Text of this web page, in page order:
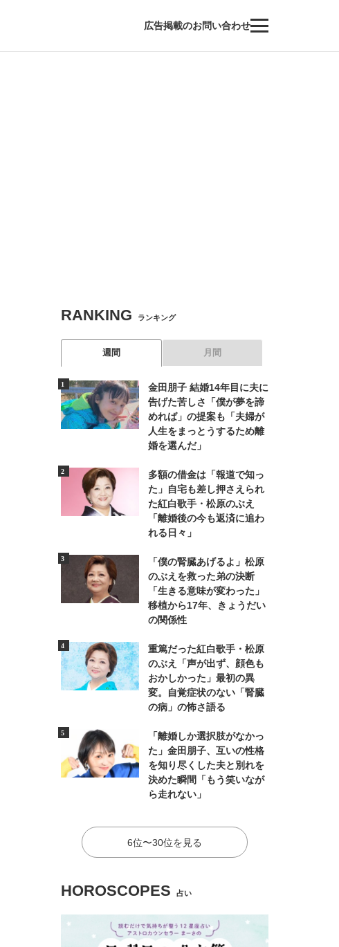
広告掲載のお問い合わせ
RANKING ランキング
週間 月間
金田朋子 結婚14年目に夫に
告げた苦しさ「僕が夢を諦
めれば」の提案も「夫婦が
人生をまっとうするため離
婚を選んだ」
多額の借金は「報道で知っ
た」自宅も差し押さえられ
た紅白歌手・松原のぶえ
「離婚後の今も返済に追わ
れる日々」
「僕の腎臓あげるよ」松原
のぶえを救った弟の決断
「生きる意味が変わった」
移植から17年、きょうだい
の関係性
重篤だった紅白歌手・松原
のぶえ「声が出ず、顔色も
おかしかった」最初の異
変。自覚症状のない「腎臓
の病」の怖さ語る
「離婚しか選択肢がなかっ
た」金田朋子、互いの性格
を知り尽くした夫と別れを
決めた瞬間「もう笑いなが
ら走れない」
6位〜30位を見る
HOROSCOPES 占い